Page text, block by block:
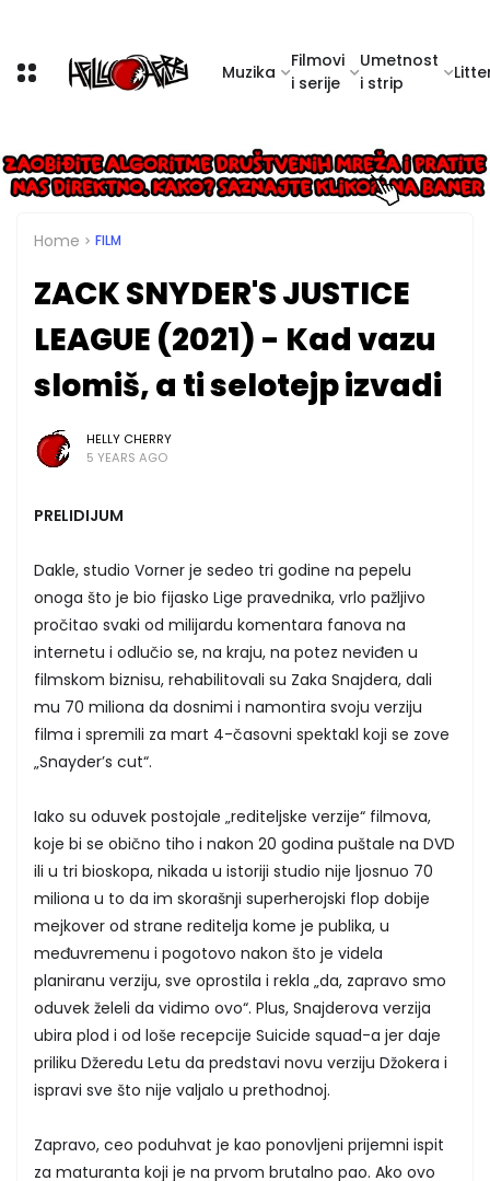
Muzika
Filmovi
i serije
Umetnost
i strip
Home FILM
ZACK SNYDER'S JUSTICE
LEAGUE (2021) - Kad vazu
slomiš, a ti selotejp izvadi
HELLY CHERRY
5 YEARS AGO
PRELIDIJUM
Dakle, studio Vorner je sedeo tri godine na pepelu
onoga što je bio fijasko Lige pravednika, vrlo pažljivo
pročitao svaki od milijardu komentara fanova na
internetu i odlučio se, na kraju, na potez neviđen u
filmskom biznisu, rehabilitovali su Zaka Snajdera, dali
mu 70 miliona da dosnimi i namontira svoju verziju
filma i spremili za mart 4-časovni spektakl koji se zove
„Snayder’s cut“.
Iako su oduvek postojale „rediteljske verzije“ filmova,
koje bi se obično tiho i nakon 20 godina puštale na DVD
ili u tri bioskopa, nikada u istoriji studio nije ljosnuo 70
miliona u to da im skorašnji superherojski flop dobije
mejkover od strane reditelja kome je publika, u
međuvremenu i pogotovo nakon što je videla
planiranu verziju, sve oprostila i rekla „da, zapravo smo
oduvek želeli da vidimo ovo“. Plus, Snajderova verzija
ubira plod i od loše recepcije Suicide squad-a jer daje
priliku Džeredu Letu da predstavi novu verziju Džokera i
ispravi sve što nije valjalo u prethodnoj.
Zapravo, ceo poduhvat je kao ponovljeni prijemni ispit
za maturanta koji je na prvom brutalno pao. Ako ovo